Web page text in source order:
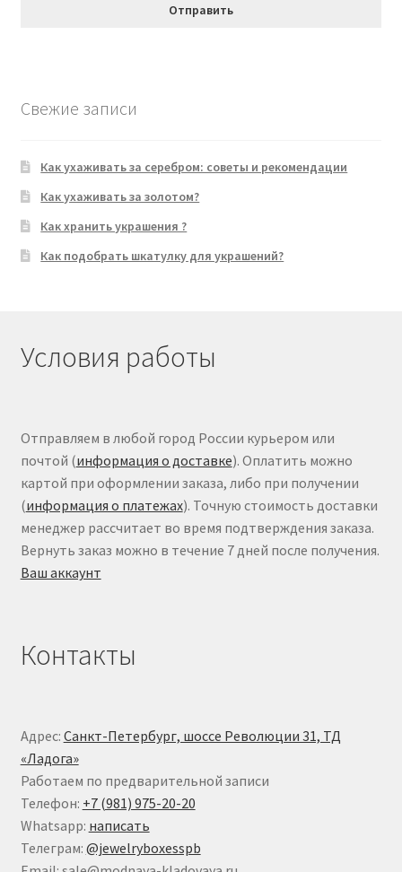
Свежие записи
Как ухаживать за серебром: советы и рекомендации
Как ухаживать за золотом?
Как хранить украшения ?
Как подобрать шкатулку для украшений?
Условия работы
Отправляем в любой город России курьером или
почтой (информация о доставке). Оплатить можно
картой при оформлении заказа, либо при получении
(информация о платежах). Точную стоимость доставки
менеджер рассчитает во время подтверждения заказа.
Вернуть заказ можно в течение 7 дней после получения.
Ваш аккаунт
Контакты
Адрес: Санкт-Петербург, шоссе Революции 31, ТД
«Ладога»
Работаем по предварительной записи
Телефон: +7 (981) 975-20-20
Whatsapp: написать
Телеграм: @jewelryboxesspb